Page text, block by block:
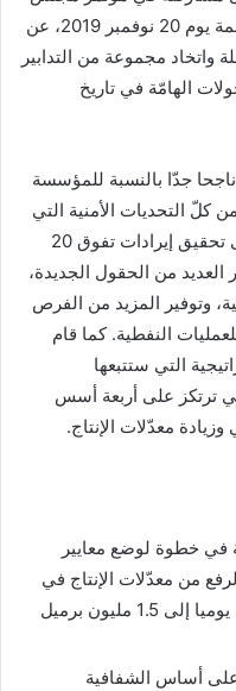
الأعمال الليبي البريطاني بتونس العاصمة يوم 20 نوفمبر 2019، عن
واتخاد مجموعة من التدابير
2020 زاخرا بالتحولات الهامّة في تاريخ
الله بأنّ عام 2019 كان ناجحا جدّا بالنسبة للمؤسسة
كلّ التحديات الأمنية التي
واجهتها، فإنّ المؤسسة في طريقها إلى تحقيق إيرادات تفوق 20
العديد من الحقول الجديدة،
وتوفير المزيد من الفرص
النفطية. كما قام
التي ستتبعها
من العام 2020، والتي ترتكز على أربعة أسس
معدّلات الإنتاج.
في خطوة لوضع معايير
على النزاهة والمهنية 2. الرفع من معدّلات الإنتاج في
عام 2020 من 1.25 مليون برميل يوميا إلى 1.5 مليون برميل
على أساس الشفافية